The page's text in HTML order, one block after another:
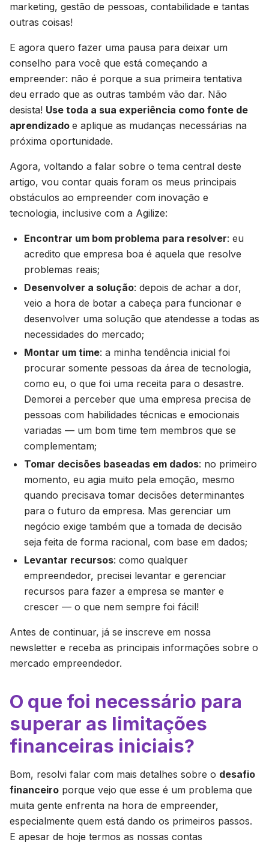
marketing, gestão de pessoas, contabilidade e tantas
outras coisas!
E agora quero fazer uma pausa para deixar um
conselho para você que está começando a
empreender: não é porque a sua primeira tentativa
deu errado que as outras também vão dar. Não
desista! Use toda a sua experiência como fonte de
aprendizado e aplique as mudanças necessárias na
próxima oportunidade.
Agora, voltando a falar sobre o tema central deste
artigo, vou contar quais foram os meus principais
obstáculos ao empreender com inovação e
tecnologia, inclusive com a Agilize:
Encontrar um bom problema para resolver: eu
acredito que empresa boa é aquela que resolve
problemas reais;
Desenvolver a solução: depois de achar a dor,
veio a hora de botar a cabeça para funcionar e
desenvolver uma solução que atendesse a todas as
necessidades do mercado;
Montar um time: a minha tendência inicial foi
procurar somente pessoas da área de tecnologia,
como eu, o que foi uma receita para o desastre.
Demorei a perceber que uma empresa precisa de
pessoas com habilidades técnicas e emocionais
variadas — um bom time tem membros que se
complementam;
Tomar decisões baseadas em dados: no primeiro
momento, eu agia muito pela emoção, mesmo
quando precisava tomar decisões determinantes
para o futuro da empresa. Mas gerenciar um
negócio exige também que a tomada de decisão
seja feita de forma racional, com base em dados;
Levantar recursos: como qualquer
empreendedor, precisei levantar e gerenciar
recursos para fazer a empresa se manter e
crescer — o que nem sempre foi fácil!
Antes de continuar, já se inscreve em nossa
newsletter e receba as principais informações sobre o
mercado empreendedor.
O que foi necessário para
superar as limitações
financeiras iniciais?
Bom, resolvi falar com mais detalhes sobre o desafio
financeiro porque vejo que esse é um problema que
muita gente enfrenta na hora de empreender,
especialmente quem está dando os primeiros passos.
E apesar de hoje termos as nossas contas